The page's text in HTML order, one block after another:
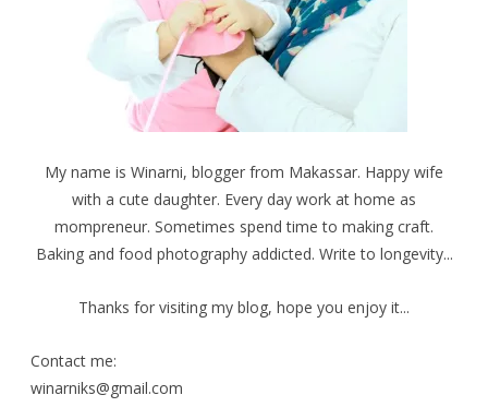
My name is Winarni, blogger from Makassar. Happy wife
with a cute daughter. Every day work at home as
mompreneur. Sometimes spend time to making craft.
Baking and food photography addicted. Write to longevity...
Thanks for visiting my blog, hope you enjoy it...
Contact me:
winarniks@gmail.com